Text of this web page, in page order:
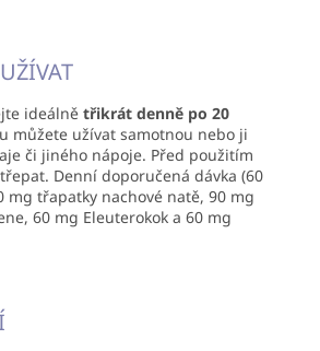
ideálně třikrát denně po 20
můžete užívat samotnou nebo ji
či jiného nápoje. Před použitím
Denní doporučená dávka (60
mg třapatky nachové natě, 90 mg
60 mg Eleuterokok a 60 mg